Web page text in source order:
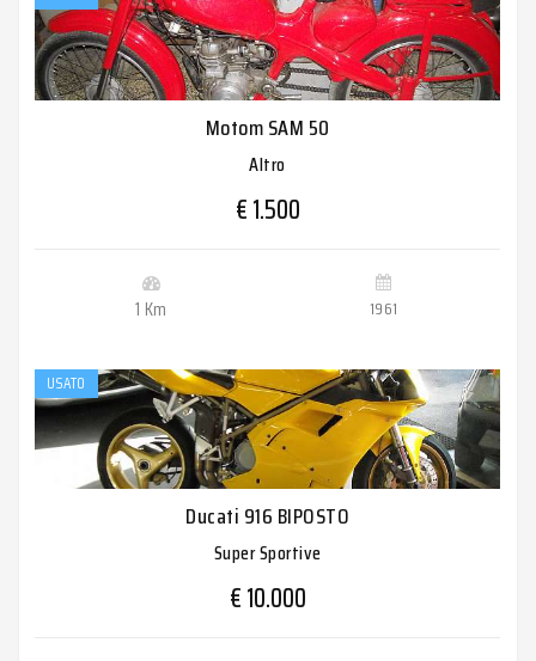
Motom SAM 50
Altro
€ 1.500
1 Km 1961
USATO
Ducati 916 BIPOSTO
Super Sportive
€ 10.000